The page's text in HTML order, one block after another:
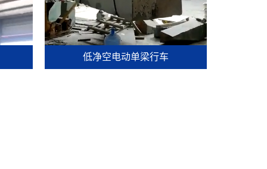
低净空电动单梁行车